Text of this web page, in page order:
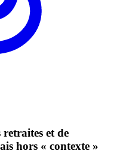
et de
hors « contexte »